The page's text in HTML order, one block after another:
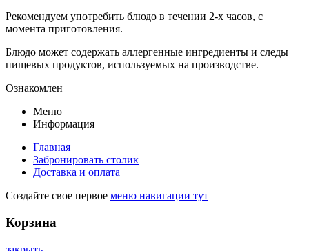
Рекомендуем употребить блюдо в течении 2-х часов, с
момента приготовления.
Блюдо может содержать аллергенные ингредиенты и следы
пищевых продуктов, используемых на производстве.
Ознакомлен
Меню
Информация
Главная
Забронировать столик
Доставка и оплата
Создайте свое первое меню навигации тут
Корзина